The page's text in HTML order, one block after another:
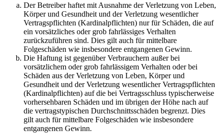
Der Betreiber haftet mit Ausnahme der Verletzung von Leben,
Körper und Gesundheit und der Verletzung wesentlicher
Vertragspflichten (Kardinalpflichten) nur für Schäden, die auf
ein vorsätzliches oder grob fahrlässiges Verhalten
zurückzuführen sind. Dies gilt auch für mittelbare
Folgeschäden wie insbesondere entgangenen Gewinn.
Die Haftung ist gegenüber Verbrauchern außer bei
vorsätzlichem oder grob fahrlässigem Verhalten oder bei
Schäden aus der Verletzung von Leben, Körper und
Gesundheit und der Verletzung wesentlicher Vertragspflichten
(Kardinalpflichten) auf die bei Vertragsschluss typischerweise
vorhersehbaren Schäden und im übrigen der Höhe nach auf
die vertragstypischen Durchschnittsschäden begrenzt. Dies
gilt auch für mittelbare Folgeschäden wie insbesondere
entgangenen Gewinn.